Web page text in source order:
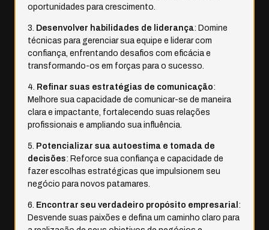
oportunidades para crescimento.
Desenvolver habilidades de liderança: Domine
técnicas para gerenciar sua equipe e liderar com
confiança, enfrentando desafios com eficácia e
transformando-os em forças para o sucesso.
Refinar suas estratégias de comunicação:
Melhore sua capacidade de comunicar-se de maneira
clara e impactante, fortalecendo suas relações
profissionais e ampliando sua influência.
Potencializar sua autoestima e tomada de
decisões: Reforce sua confiança e capacidade de
fazer escolhas estratégicas que impulsionem seu
negócio para novos patamares.
Encontrar seu verdadeiro propósito empresarial :
Desvende suas paixões e defina um caminho claro para